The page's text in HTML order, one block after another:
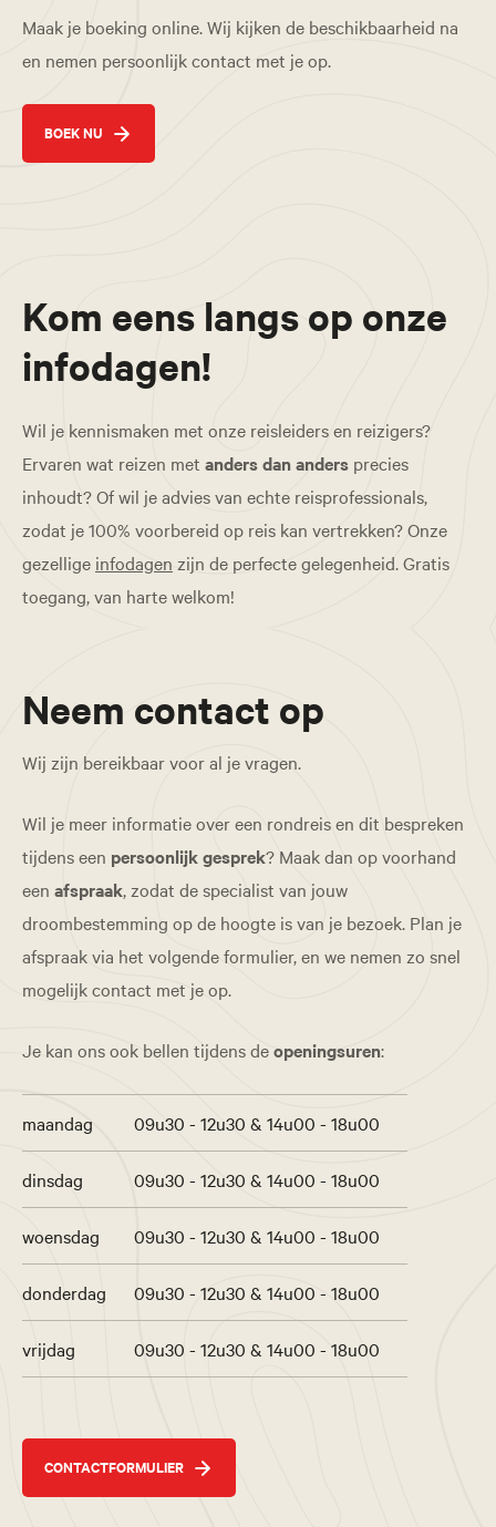
Maak je boeking online. Wij kijken de beschikbaarheid na
en nemen persoonlijk contact met je op.
BOEK NU
Kom eens langs op onze
infodagen!
Wil je kennismaken met onze reisleiders en reizigers?
Ervaren wat reizen met anders dan anders precies
inhoudt? Of wil je advies van echte reisprofessionals,
zodat je 100% voorbereid op reis kan vertrekken? Onze
gezellige infodagen zijn de perfecte gelegenheid. Gratis
toegang, van harte welkom!
Neem contact op
Wij zijn bereikbaar voor al je vragen.
Wil je meer informatie over een rondreis en dit bespreken
tijdens een persoonlijk gesprek? Maak dan op voorhand
een afspraak, zodat de specialist van jouw
droombestemming op de hoogte is van je bezoek. Plan je
afspraak via het volgende formulier, en we nemen zo snel
mogelijk contact met je op.
Je kan ons ook bellen tijdens deopeningsuren:
maandag 09u30 - 12u30 & 14u00 - 18u00
dinsdag 09u30 - 12u30 & 14u00 - 18u00
woensdag 09u30 - 12u30 & 14u00 - 18u00
donderdag 09u30 - 12u30 & 14u00 - 18u00
vrijdag 09u30 - 12u30 & 14u00 - 18u00
CONTACTFORMULIER